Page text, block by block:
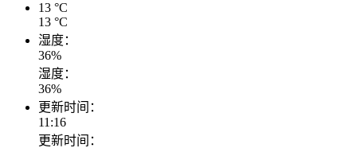
13 °C
13 °C
湿度：
36%
湿度：
36%
更新时间：
11:16
更新时间：